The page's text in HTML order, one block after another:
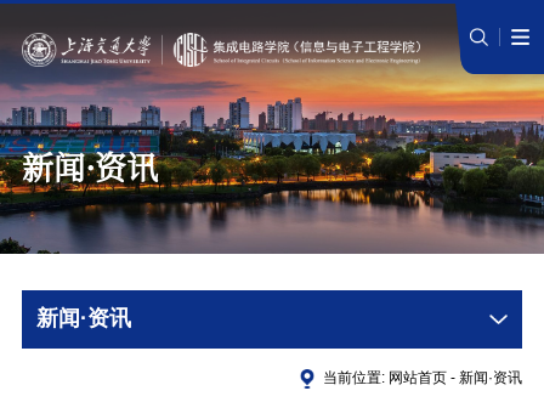
新闻·资讯
新闻·资讯
当前位置: 网站首页 -新闻·资讯